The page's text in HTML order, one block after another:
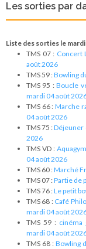
Les sorties par
Liste des sorties le
TMS 07 : Concert
août 2026
TMS 59 :Bowling
TMS 95 :Boucle
mardi 04 août
TMS 66 :Marche
04 août 2026
TMS 75 :Déjeuner
2026
TMS VD :
04 août 2026
TMS 60 :Marché
TMS 07 :Partie de
TMS 76 :Le petit
TMS 68 : Café
mardi 04 août
TMS 59 : cinéma
mardi 04 août
TMS 68 :Bowling